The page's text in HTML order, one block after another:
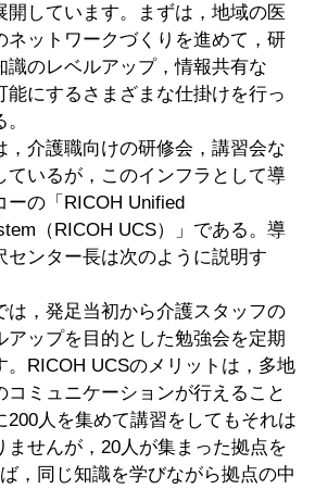
開しています。まずは，地域の医
ネットワークづくりを進めて，研
識のレベルアップ，情報共有な
能にするさまざまな仕掛けを行っ
，介護職向けの研修会，講習会な
ているが，このインフラとして導
ーの「RICOH Unified
（RICOH UCS）」である。導
センター長は次のように説明す
は，発足当初から介護スタッフの
アップを目的とした勉強会を定期
。RICOH UCSのメリットは，多地
コミュニケーションが行えること
200人を集めて講習をしてもそれは
ませんが，20人が集まった拠点を
，同じ知識を学びながら拠点の中